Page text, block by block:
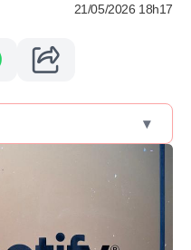
21/05/2026 18h17
▾